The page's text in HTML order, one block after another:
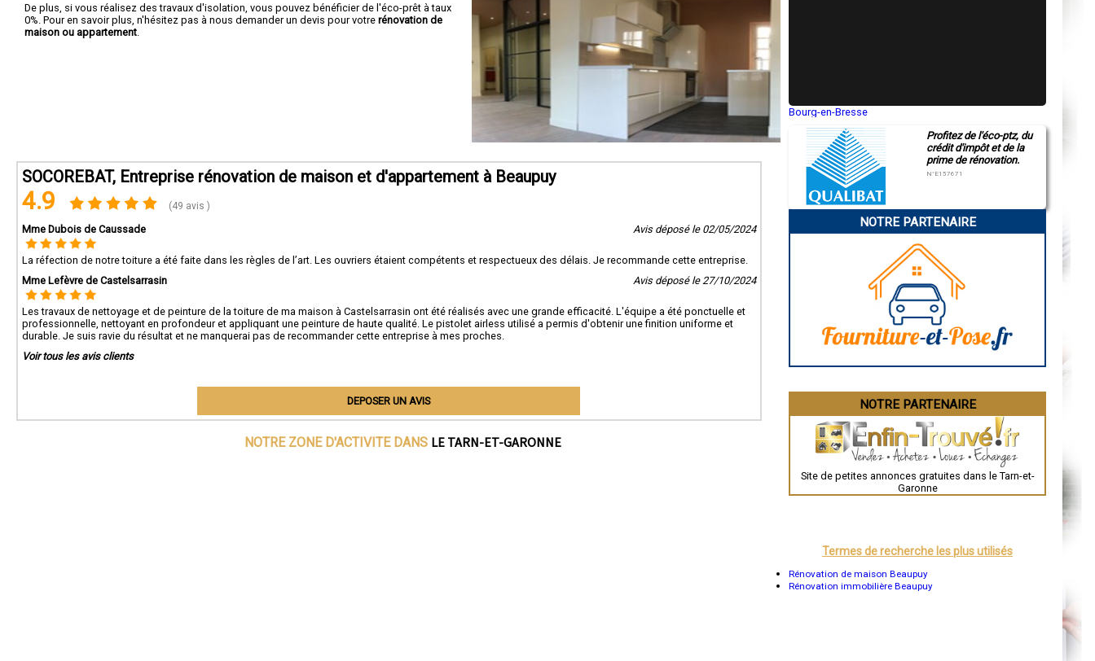
De plus, si vous réalisez des travaux d'isolation, vous pouvez bénéficier de l'éco-prêt à taux
0%. Pour en savoir plus, n'hésitez pas à nous demander un devis pour votre rénovation de
maison ou appartement
SOCOREBAT, Entreprise rénovation de maison et d'appartement à Beaupuy
4.9 (49 avis )
Mme Dubois de Caussade Avis déposé le 02/05/2024
La réfection de notre toiture a été faite dans les règles de l’art. Les ouvriers étaient compétents et respectueux des délais. Je recommande cette entreprise.
Mme Lefèvre de Castelsarrasin
Avis déposé le 27/10/2024
Les travaux de nettoyage et de peinture de la toiture de ma maison à Castelsarrasin ont été réalisés avec une grande efficacité. L'équipe a été ponctuelle et
professionnelle, nettoyant en profondeur et appliquant une peinture de haute qualité. Le pistolet airless utilisé a permis d'obtenir une finition uniforme et
durable. Je suis ravie du résultat et ne manquerai pas de recommander cette entreprise à mes proches.
Voir tous les avis clients
DEPOSER UN AVIS
NOTRE ZONE D'ACTIVITE DANS LE TARN-ET-GARONNE
Bourg-en-Bresse
Montluçon
Manosque
Gap
Charleville-Mézières
Pamiers
Narbonne
Brive-la-Gaillarde
Guéret
Besançon
Évreux
Chartres
Nîmes
Auch
Grenoble
Mont-de-Marsan
Blois
Profitez de l'éco-ptz, du
crédit d'impôt et de la
prime de rénovation.
N°E157671
NOTRE PARTENAIRE
NOTRE PARTENAIRE
Site de petites annonces gratuites dans le Tarn-et-
Garonne
Termes de recherche les plus utilisés
Rénovation de maison Beaupuy
Rénovation immobilière Beaupuy